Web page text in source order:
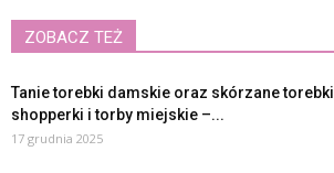
ZOBACZ TEŻ
Tanie torebki damskie oraz skórzane torebki
shopperki i torby miejskie –...
17 grudnia 2025